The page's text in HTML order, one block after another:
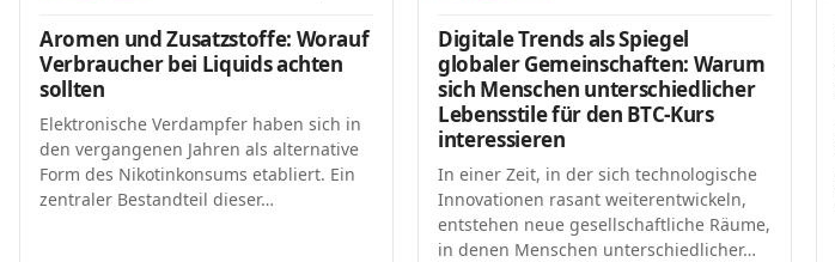
Aromen und Zusatzstoffe: Worauf
Verbraucher bei Liquids achten
sollten
Elektronische Verdampfer haben sich in
den vergangenen Jahren als alternative
Form des Nikotinkonsums etabliert. Ein
zentraler Bestandteil dieser…
Digitale Trends als Spiegel
globaler Gemeinschaften: Warum
sich Menschen unterschiedlicher
Lebensstile für den BTC-Kurs
interessieren
In einer Zeit, in der sich technologische
Innovationen rasant weiterentwickeln,
entstehen neue gesellschaftliche Räume,
in denen Menschen unterschiedlicher…